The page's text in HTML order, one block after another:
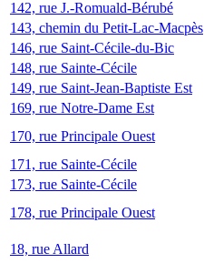
142, rue J.-Romuald-Bérubé
143, chemin du Petit-Lac-Macpès
146, rue Saint-Cécile-du-Bic
148, rue Sainte-Cécile
149, rue Saint-Jean-Baptiste Est
169, rue Notre-Dame Est
170, rue Principale Ouest
171, rue Sainte-Cécile
173, rue Sainte-Cécile
178, rue Principale Ouest
18, rue Allard